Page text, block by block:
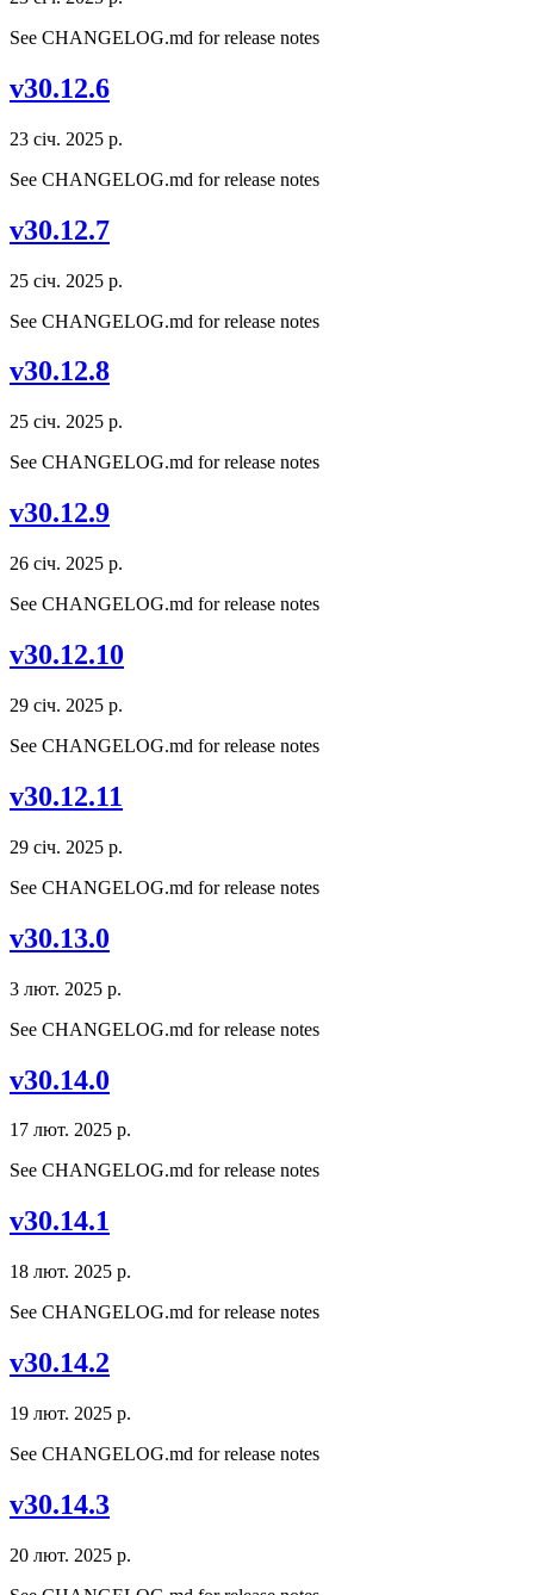
See CHANGELOG.md for release notes
v30.12.6
23 січ. 2025 р.
See CHANGELOG.md for release notes
v30.12.7
25 січ. 2025 р.
See CHANGELOG.md for release notes
v30.12.8
25 січ. 2025 р.
See CHANGELOG.md for release notes
v30.12.9
26 січ. 2025 р.
See CHANGELOG.md for release notes
v30.12.10
29 січ. 2025 р.
See CHANGELOG.md for release notes
v30.12.11
29 січ. 2025 р.
See CHANGELOG.md for release notes
v30.13.0
3 лют. 2025 р.
See CHANGELOG.md for release notes
v30.14.0
17 лют. 2025 р.
See CHANGELOG.md for release notes
v30.14.1
18 лют. 2025 р.
See CHANGELOG.md for release notes
v30.14.2
19 лют. 2025 р.
See CHANGELOG.md for release notes
v30.14.3
20 лют. 2025 р.